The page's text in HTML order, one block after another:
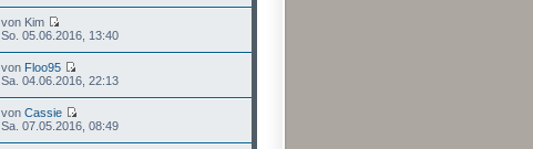
von Kim
So. 05.06.2016, 13:40
von Floo95
Sa. 04.06.2016, 22:13
von Cassie
Sa. 07.05.2016, 08:49